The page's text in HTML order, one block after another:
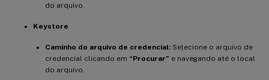
do arquivo.
Keystore
Caminho do arquivo de credencial: Selecione o arquivo de
credencial clicando em “Procurar” e navegando até o local
do arquivo.